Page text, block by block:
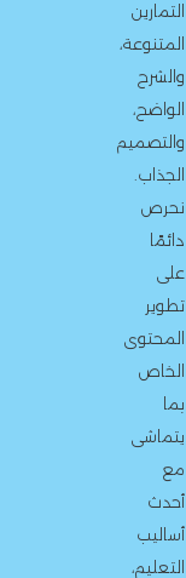
التمارين
المتنوعة،
والشرح
الواضح،
والتصميم
الجذاب.
نحرص
دائمًا
على
تطوير
المحتوى
الخاص
بما
يتماشى
مع
أحدث
أساليب
التعليم،